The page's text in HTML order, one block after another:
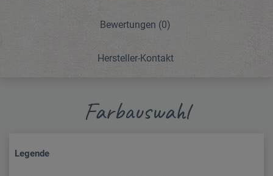
Bewertungen (0)
Hersteller-Kontakt
Farbauswahl
Legende